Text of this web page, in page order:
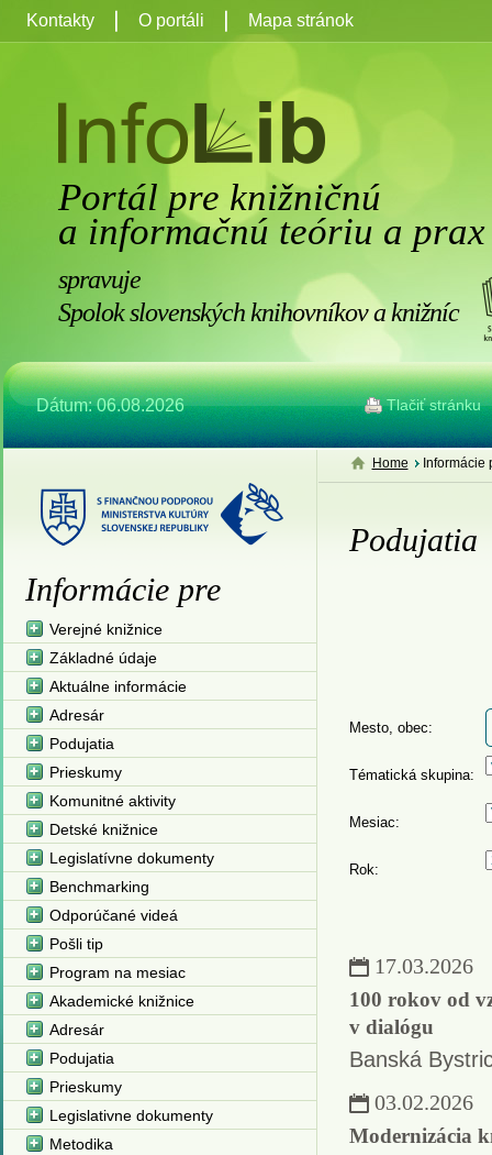
Portál pre knižničnú
a informačnú teóriu a prax
spravuje
Spolok slovenských knihovníkov a knižníc
Dátum: 06.08.2026 Tlačiť stránku
Kontakty O portáli Mapa stránok
Home Informácie
Podujatia
Mesto, obec:
Tématická skupina:
Mesiac:
Rok:
17.03.2026
100 rokov od
v dialógu
Banská
03.02.2026
Modernizácia
Informácie pre
Verejné knižnice
Základné údaje
Aktuálne informácie
Adresár
Podujatia
Prieskumy
Komunitné aktivity
Detské knižnice
Legislatívne dokumenty
Benchmarking
Odporúčané videá
Pošli tip
Program na mesiac
Akademické knižnice
Adresár
Podujatia
Prieskumy
Legislativne dokumenty
Metodika